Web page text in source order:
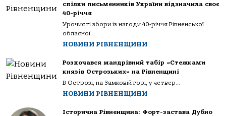
спілки письменників України відзначила своє
40-річчя
Урочисті збори із нагоди 40-річчя Рівненської
обласної...
НОВИНИ РІВНЕНЩИНИ
Розпочався мандрівний табір «Стежками
князів Острозьких» на Рівненщині
В Острозі, на Замковій горі, у четвер...
НОВИНИ РІВНЕНЩИНИ
Історична Рівненщина: Форт-застава Дубно